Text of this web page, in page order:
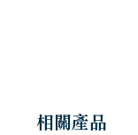
相關產品